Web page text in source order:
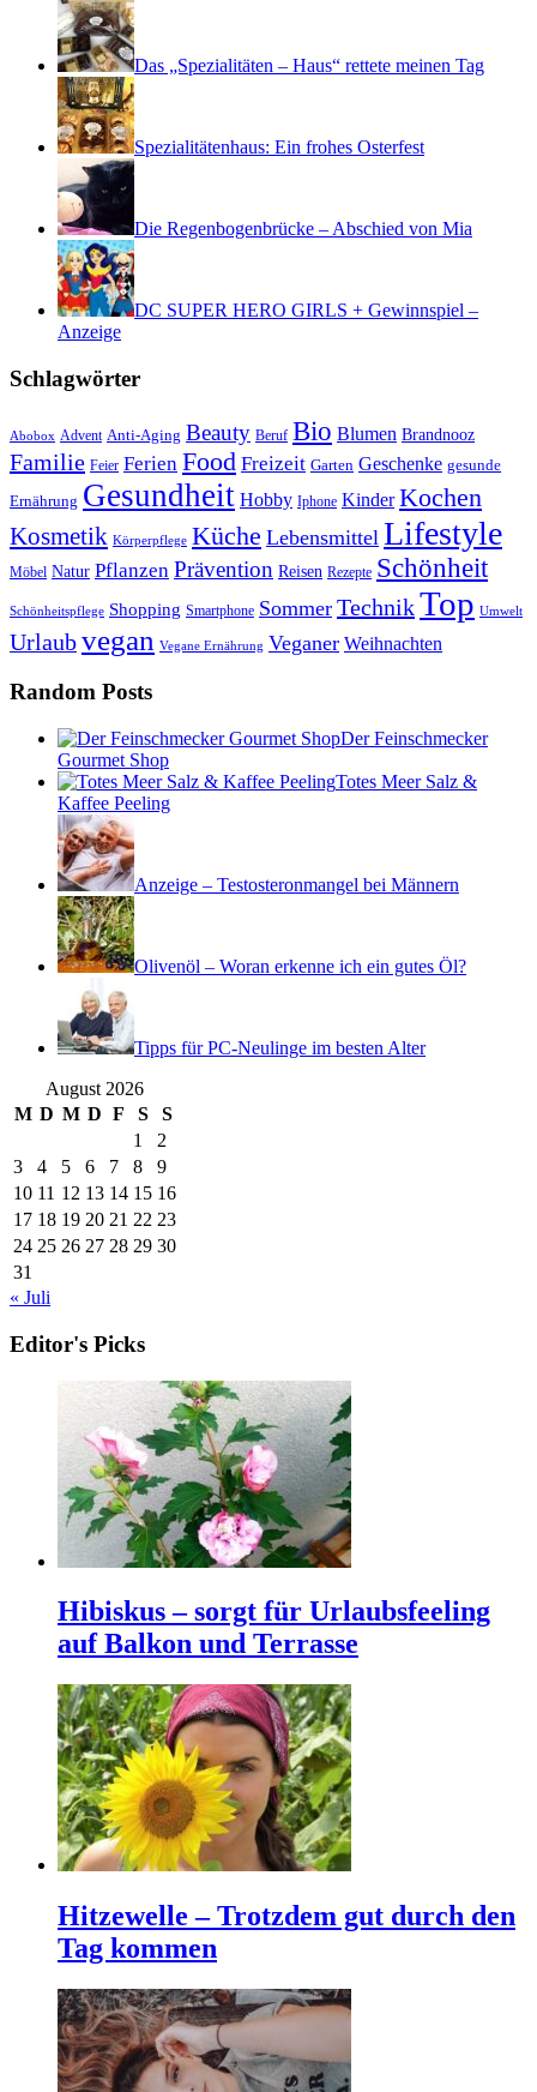
Das „Spezialitäten – Haus“ rettete meinen Tag
Spezialitätenhaus: Ein frohes Osterfest
Die Regenbogenbrücke – Abschied von Mia
DC SUPER HERO GIRLS + Gewinnspiel –
Anzeige
Schlagwörter
Abobox Advent Anti-Aging Beauty Beruf Bio Blumen Brandnooz
Familie Feier Ferien Food Freizeit Garten Geschenke gesunde
Ernährung Gesundheit Hobby Iphone Kinder Kochen
Kosmetik Körperpflege Küche Lebensmittel Lifestyle
Möbel Natur Pflanzen Prävention Reisen Rezepte Schönheit
Schönheitspflege Shopping Smartphone Sommer TechnikTop Umwelt
Urlaubvegan Vegane Ernährung Veganer Weihnachten
Random Posts
Der Feinschmecker
Gourmet Shop
Totes Meer Salz &
Kaffee Peeling
Anzeige – Testosteronmangel bei Männern
Olivenöl – Woran erkenne ich ein gutes Öl?
Tipps für PC-Neulinge im besten Alter
August 2026
M D M D F S
S
1
2
3
4 5 6 7 8
9
10 11 12 13 14 15 16
17 18 19 20 21 22 23
24 25 26 27 28 29 30
31
« Juli
Editor's Picks
Hibiskus – sorgt für Urlaubsfeeling
auf Balkon und Terrasse
Hitzewelle – Trotzdem gut durch den
Tag kommen